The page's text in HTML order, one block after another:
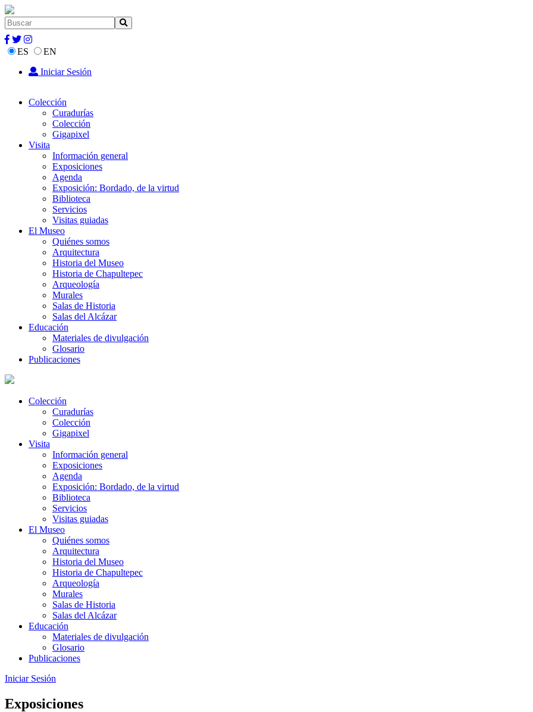
ES
EN
Iniciar Sesión
Colección
Curadurías
Colección
Gigapixel
Visita
Información general
Exposiciones
Agenda
Exposición: Bordado, de la virtud
Biblioteca
Servicios
Visitas guiadas
El Museo
Quiénes somos
Arquitectura
Historia del Museo
Historia de Chapultepec
Arqueología
Murales
Salas de Historia
Salas del Alcázar
Educación
Materiales de divulgación
Glosario
Publicaciones
Colección
Curadurías
Colección
Gigapixel
Visita
Información general
Exposiciones
Agenda
Exposición: Bordado, de la virtud
Biblioteca
Servicios
Visitas guiadas
El Museo
Quiénes somos
Arquitectura
Historia del Museo
Historia de Chapultepec
Arqueología
Murales
Salas de Historia
Salas del Alcázar
Educación
Materiales de divulgación
Glosario
Publicaciones
Iniciar Sesión
Exposiciones